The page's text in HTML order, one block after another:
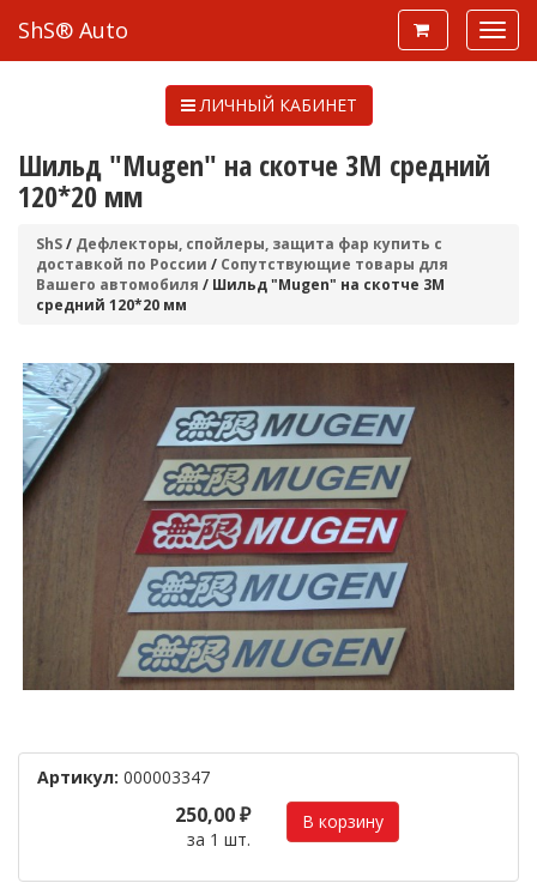
ShS® Auto
ЛИЧНЫЙ КАБИНЕТ
Шильд "Mugen" на скотче 3М средний
120*20 мм
ShS/ Дефлекторы, спойлеры, защита фар купить с
доставкой по России / Сопутствующие товары для
Вашего автомобиля / Шильд "Mugen" на скотче 3М
средний 120*20 мм
Артикул: 000003347
250,00 ₽
за 1 шт.